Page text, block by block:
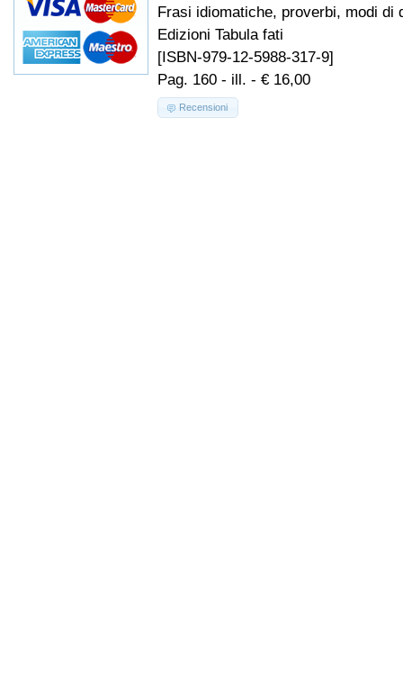
Frasi idiomatiche, proverbi, modi di
Edizioni Tabula fati
[ISBN-979-12-5988-317-9]
Pag. 160 - ill. - € 16,00
Recensioni